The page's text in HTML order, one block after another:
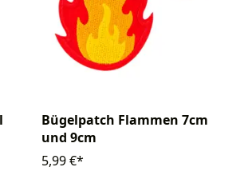
Bügelpatch Flammen 7cm
und 9cm
5,99 €*